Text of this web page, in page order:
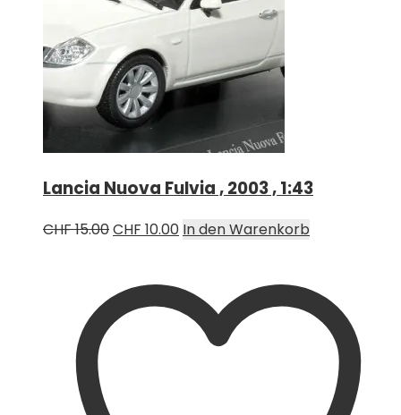
Lancia Nuova Fulvia , 2003 , 1:43
CHF15.00Ursprünglicher
CHF 15.00
CHF 10.00Aktueller
CHF 10.00.
In den Warenkorb